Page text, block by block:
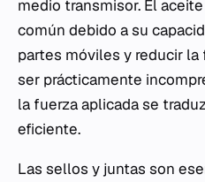
medio transmisor. El
común debido a su
partes móviles y reducir la
ser prácticamente
la fuerza aplicada se
eficiente.
Las sellos y juntas son